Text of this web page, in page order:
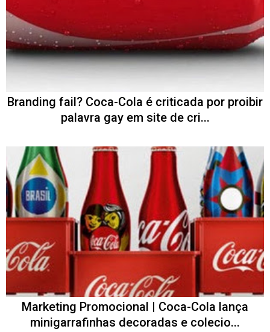
Branding fail? Coca-Cola é criticada por proibir
palavra gay em site de cri...
Marketing Promocional | Coca-Cola lança
minigarrafinhas decoradas e colecio...